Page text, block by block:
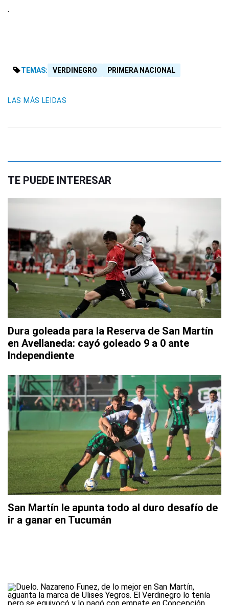
.
TEMAS: VERDINEGRO PRIMERA NACIONAL
LAS MÁS LEIDAS
TE PUEDE INTERESAR
Dura goleada para la Reserva de San Martín
en Avellaneda: cayó goleado 9 a 0 ante
Independiente
San Martín le apunta todo al duro desafío de
ir a ganar en Tucumán